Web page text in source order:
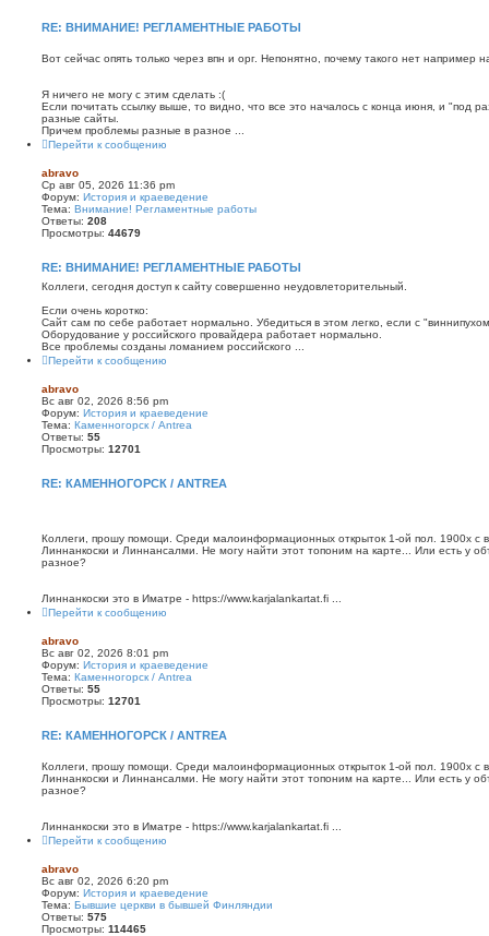
RE: ВНИМАНИЕ! РЕГЛАМЕНТНЫЕ РАБОТЫ
Вот сейчас опять только через впн и орг. Непонятно, почему такого нет например
Я ничего не могу с этим сделать :(
Если почитать ссылку выше, то видно, что все это началось с конца июня, и "под
разные сайты.
Причем проблемы разные в разное ...
Перейти к сообщению
abravo
Ср авг 05, 2026 11:36 pm
Форум: История и краеведение
Тема: Внимание! Регламентные работы
Ответы: 208
Просмотры: 44679
RE: ВНИМАНИЕ! РЕГЛАМЕНТНЫЕ РАБОТЫ
Коллеги, сегодня доступ к сайту совершенно неудовлеторительный.
Если очень коротко:
Сайт сам по себе работает нормально. Убедиться в этом легко, если с
Оборудование у российского провайдера работает нормально.
Все проблемы созданы ломанием российского ...
Перейти к сообщению
abravo
Вс авг 02, 2026 8:56 pm
Форум: История и краеведение
Тема: Каменногорск / Antrea
Ответы: 55
Просмотры: 12701
RE: КАМЕННОГОРСК / ANTREA
Коллеги, прошу помощи. Среди малоинформационных открыток 1-ой пол. 1900х с
Линнанкоски и Линнансалми. Не могу найти этот топоним на карте... Или есть у
разное?
Линнанкоски это в Иматре - https://www.karjalankartat.fi ...
Перейти к сообщению
abravo
Вс авг 02, 2026 8:01 pm
Форум: История и краеведение
Тема: Каменногорск / Antrea
Ответы: 55
Просмотры: 12701
RE: КАМЕННОГОРСК / ANTREA
Коллеги, прошу помощи. Среди малоинформационных открыток 1-ой пол. 1900х с
Линнанкоски и Линнансалми. Не могу найти этот топоним на карте... Или есть у
разное?
Линнанкоски это в Иматре - https://www.karjalankartat.fi ...
Перейти к сообщению
abravo
Вс авг 02, 2026 6:20 pm
Форум: История и краеведение
Тема: Бывшие церкви в бывшей Финляндии
Ответы: 575
Просмотры: 114465